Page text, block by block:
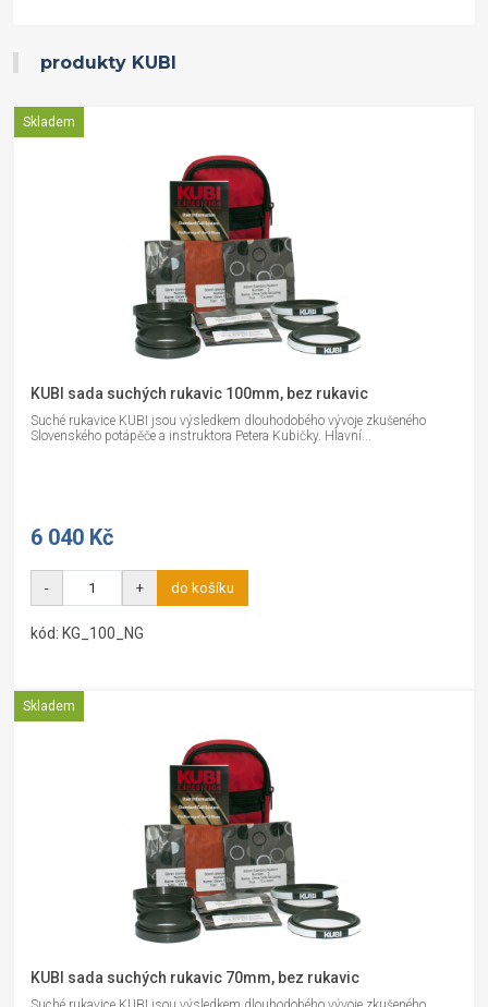
produkty KUBI
Skladem
KUBI sada suchých rukavic 100mm, bez rukavic
Suché rukavice KUBI jsou výsledkem dlouhodobého vývoje zkušeného
Slovenského potápěče a instruktora Petera Kubičky. Hlavní...
6 040 Kč
- + do košíku
kód: KG_100_NG
Skladem
KUBI sada suchých rukavic 70mm, bez rukavic